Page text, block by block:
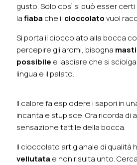
gusto. Solo così si può esser
lafiaba che il cioccolatovuol
Si porta il cioccolato alla bocca
percepire gli aromi, bisogna
possibile e lasciare che si
lingua e il palato.
Il calore fa esplodere i sapori in
incanta e stupisce. Ora ricorda di
sensazione tattile della bocca.
Il cioccolato artigianale di qualità
vellutata e non risulta unto.